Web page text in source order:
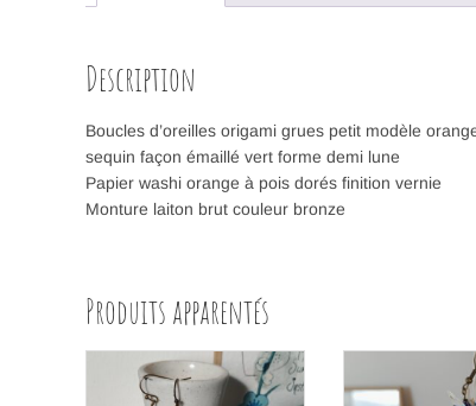
Description
Boucles d’oreilles origami grues petit modèle
sequin façon émaillé vert forme demi lune
Papier washi orange à pois dorés finition vernie
Monture laiton brut couleur bronze
Produits apparentés